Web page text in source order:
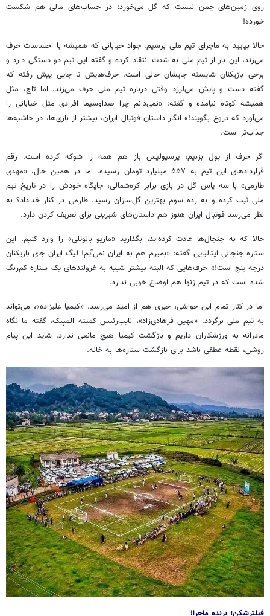
روی زمین‌های چمن نیست که گل می‌خورد؛ در حساب‌های مالی هم شکست
خورده!
حالا بیایید به ماجرای تیم ملی برسیم. جواد خیابانی که همیشه با احساسات حرف
می‌زند، این بار از تیم ملی به شدت انتقاد کرده و گفته این تیمدو دستگی دارد و
برخی بازیکنان شایسته جایشان خالی است. حرف‌هایش تا جایی پیش رفته که
گفته دستو پایش می‌لرزد وقتی درباره تیم ملی حرف می‌زند. اما تاج، مثل
همیشه کوتاه نیامده و گفته: «نمی‌دانم چرا صداوسیما افرادی مثل خیابانی را
می‌آورد که دروغ بگویند!» انگار داستان فوتبال ایران، بیشتر از بازی‌ها، در حاشیه‌ها
جذاب‌تر است.
اگر حرف از پول بزنیم، پرسپولیس باز هم همه را شوکه کرده است. رقم
قراردادهای این تیم به ۵۵۷ میلیارد تومان رسیده. اما در همین حال، «مهدی
طارمی» با سه پاس گل در بازی برابر کره‌شمالی، جایگاه خودش را در تاریخ تیم
ملی ثبت کرده و به رده سوم بهترین گل‌سازان رسید.طارمی در کنار خداداد؟ به
نظر می‌رسد فوتبال ایران هنوز هم داستان‌های شیرینی برای تعریف کردن دارد.
حالا که به جنجال‌ها عادت کرده‌اید، بگذارید «ماریو بالوتلی» را وارد کنیم. این
ستاره جنجالی ایتالیایی گفته: «بمیرم هم به ایران نمی‌آیم! لیگ ایران جای بازیکنان
درجه پنج است!» حرف‌هایی که البته بیشتر شبیهبه غرولندهای یک ستاره کم‌رنگ
شده است که در تیم ژنوا هم اوضاع خوبی ندارد.
اما در کنار تمام این حواشی، خبری هم از امید می‌رسد. «کیمیا علیزاده»، می‌تواند
به تیم ملی برگردد. «مهین فرهادی‌زاد»، نایب‌رئیس کمیته المپیک، گفته ما نگاه
مادرانه به ورزشکاران داریم و بازگشت کیمیا هیچ مانعی ندارد. شاید این پیام
روشن، نقطه عطفی باشد برای بازگشت ستاره‌ها به خانه.
فیلترشکن؛ برنده ماجرا!